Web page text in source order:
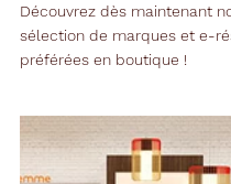
Découvrez dès maintenant
sélection de marques et e-
préférées en boutique !